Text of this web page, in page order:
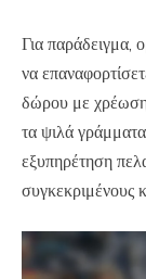
Για παράδειγμα,
να
δώρου με
τα ψιλά
εξυπηρέτηση
συγκεκριμένους